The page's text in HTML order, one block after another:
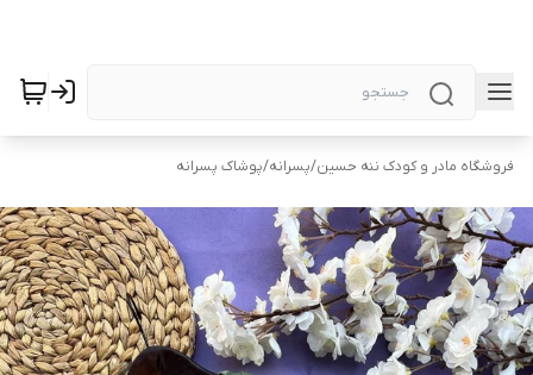
فروشگاه مادر و کودک ننه حسین/پسرانه/پوشاک پسرانه